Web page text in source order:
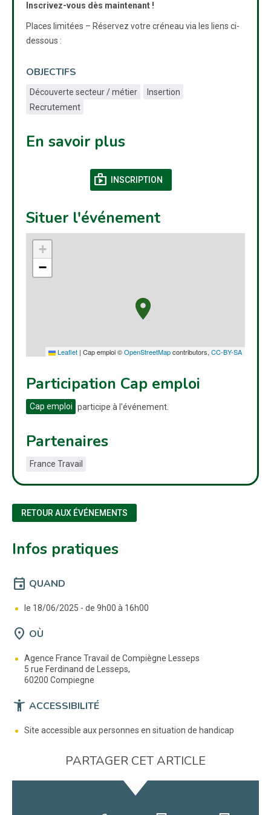
Inscrivez-vous dès maintenant !
Places limitées – Réservez votre créneau via les liens ci-
dessous :
OBJECTIFS
Découverte secteur / métier
Insertion
Recrutement
En savoir plus
shop INSCRIPTION
Situer l'événement
+
−
Leaflet | Cap emploi ©OpenStreetMapcontributors, CC-BY-SA
Participation Cap emploi
Cap emploi participe à l'événement.
Partenaires
France Travail
RETOUR AUX ÉVÉNEMENTS
Infos pratiques
event QUAND
le 18/06/2025 - de 9h00 à 16h00
location_on OÙ
Agence France Travail de Compiègne Lesseps
5 rue Ferdinand de Lesseps,
60200 Compiegne
accessibility_new ACCESSIBILITÉ
Site accessible aux personnes en situation de handicap
PARTAGER CET ARTICLE